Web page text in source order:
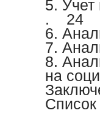
5.
. 24
6.
7.
8.
на